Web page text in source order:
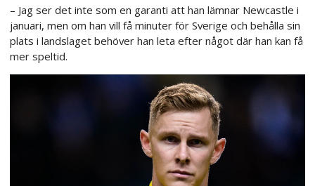
– Jag ser det inte som en garanti att han lämnar Newcastle i
januari, men om han vill få minuter för Sverige och behålla sin
plats i landslaget behöver han leta efter något där han kan få
mer speltid.